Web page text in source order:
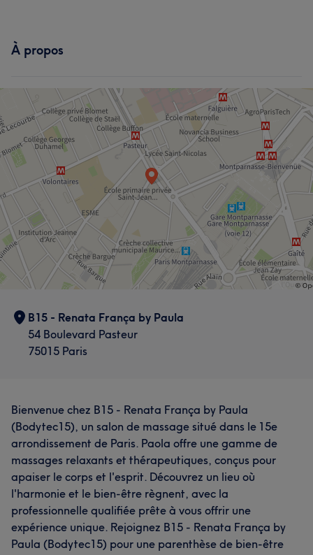
À propos
B15 - Renata França by Paula
54 Boulevard Pasteur
75015 Paris
Bienvenue chez B15 - Renata França by Paula
(Bodytec15), un salon de massage situé dans le 15e
arrondissement de Paris. Paola offre une gamme de
massages relaxants et thérapeutiques, conçus pour
apaiser le corps et l'esprit. Découvrez un lieu où
l'harmonie et le bien-être règnent, avec la
professionnelle qualifiée prête à vous offrir une
expérience unique. Rejoignez B15 - Renata França by
Paula (Bodytec15) pour une parenthèse de bien-être